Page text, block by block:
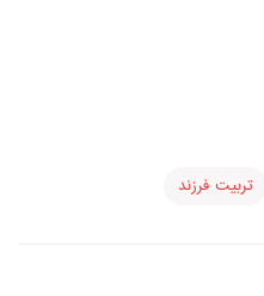
تربیت فرزند